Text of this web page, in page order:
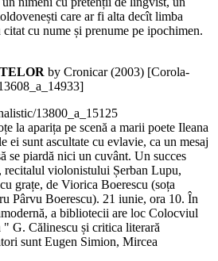
care ar fi alta decît limba
cu nume și prenume pe ipochimen.
by Cronicar (2003) [Corola-
13800_a_15125
la aparița pe scenă a marii poete Ileana
ei sunt ascultate cu evlavie, ca un mesaj
se piardă nici un cuvânt. Un succes
recitalul violonistului Șerban Lupu,
grațe, de Viorica Boerescu (soța
Pârvu Boerescu). 21 iunie, ora 10. În
a bibliotecii are loc Colocviul
" G. Călinescu și critica literară
sunt Eugen Simion, Mircea